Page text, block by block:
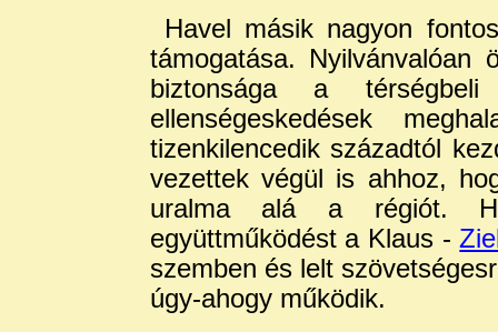
Havel másik nagyon
támogatása. Nyilvánvalóan
biztonsága a
ellenségeskedések
tizenkilencedik századtól
vezettek végül is ahhoz,
uralma alá a régiót.
együttműködést a Klaus -
szemben és lelt
úgy-ahogy működik.